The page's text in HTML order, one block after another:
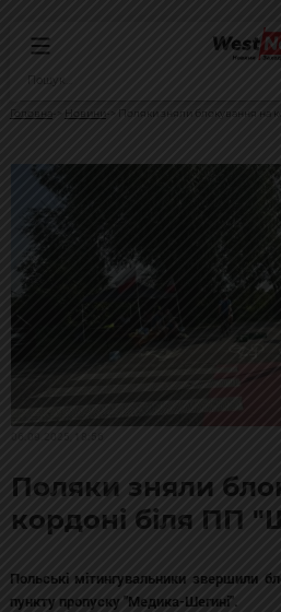
Головна Новини Поляки зняли блокування на
Поляки зняли
кордоні біля ПП
Польські мітингувальники звершили
пункту пропуску "Медика-Шегині".